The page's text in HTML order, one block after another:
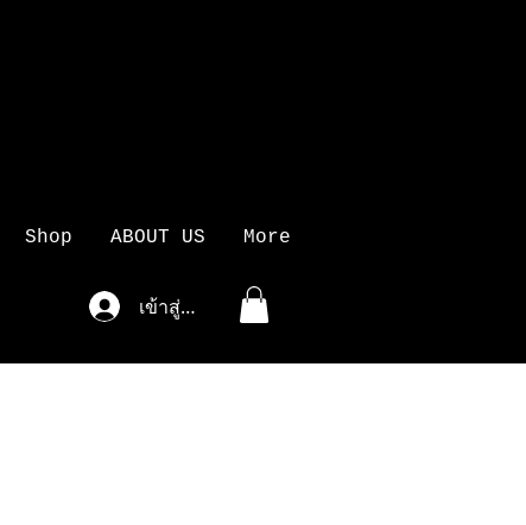
Shop ABOUT US More
เข้าสู่ระบบ